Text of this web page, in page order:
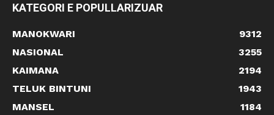
KATEGORI E POPULLARIZUAR
MANOKWARI
9312
NASIONAL
3255
KAIMANA
2194
TELUK BINTUNI
1943
MANSEL
1184